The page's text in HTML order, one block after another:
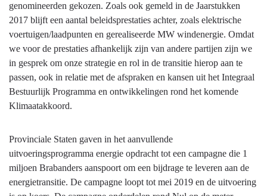
genomineerden gekozen. Zoals ook gemeld in de Jaarstukken
2017 blijft een aantal beleidsprestaties achter, zoals elektrische
voertuigen/laadpunten en gerealiseerde MW windenergie. Omdat
we voor de prestaties afhankelijk zijn van andere partijen zijn we
in gesprek om onze strategie en rol in de transitie hierop aan te
passen, ook in relatie met de afspraken en kansen uit het Integraal
Bestuurlijk Programma en ontwikkelingen rond het komende
Klimaatakkoord.
Provinciale Staten gaven in het aanvullende
uitvoeringsprogramma energie opdracht tot een campagne die 1
miljoen Brabanders aanspoort om een bijdrage te leveren aan de
energietransitie. De campagne loopt tot mei 2019 en de uitvoering